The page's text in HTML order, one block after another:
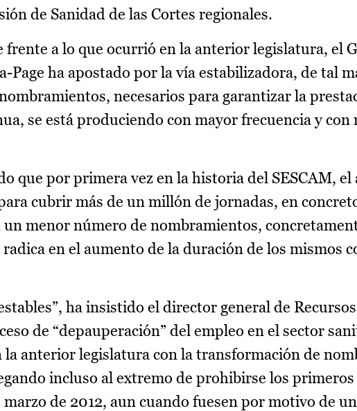
de Sanidad de las Cortes regionales.
frente a lo que ocurrió en la anterior legislatura, el
Page ha apostado por la vía estabilizadora, de tal
necesarios para garantizar la
se está produciendo con mayor frecuencia y con
que por primera vez en la historia del SESCAM, el
cubrir más de un millón de jornadas, en
menor número de nombramientos,
en el aumento de la duración de los mismos
ha insistido el director general de
de “depauperación” del empleo en el sector
la anterior legislatura con la transformación de
incluso al extremo de prohibirse los
de 2012, aun cuando fuesen por motivo de